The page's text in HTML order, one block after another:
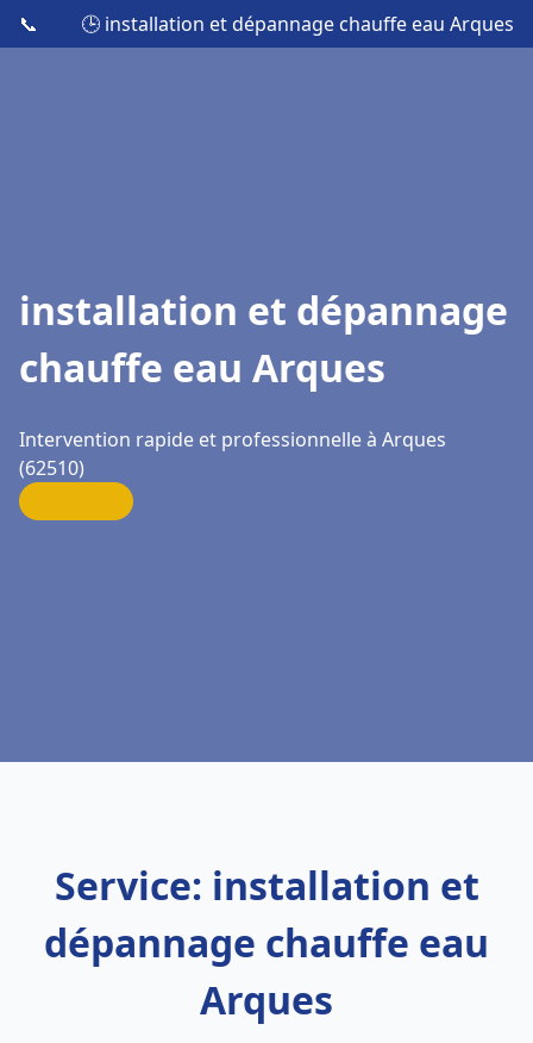
📞 🕒 installation et dépannage chauffe eau Arques
installation et dépannage
chauffe eau Arques
Intervention rapide et professionnelle à Arques
(62510)
Service: installation et
dépannage chauffe eau
Arques